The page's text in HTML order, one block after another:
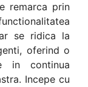
remarca prin
se ridica la
oferind o
in continua
Incepe cu